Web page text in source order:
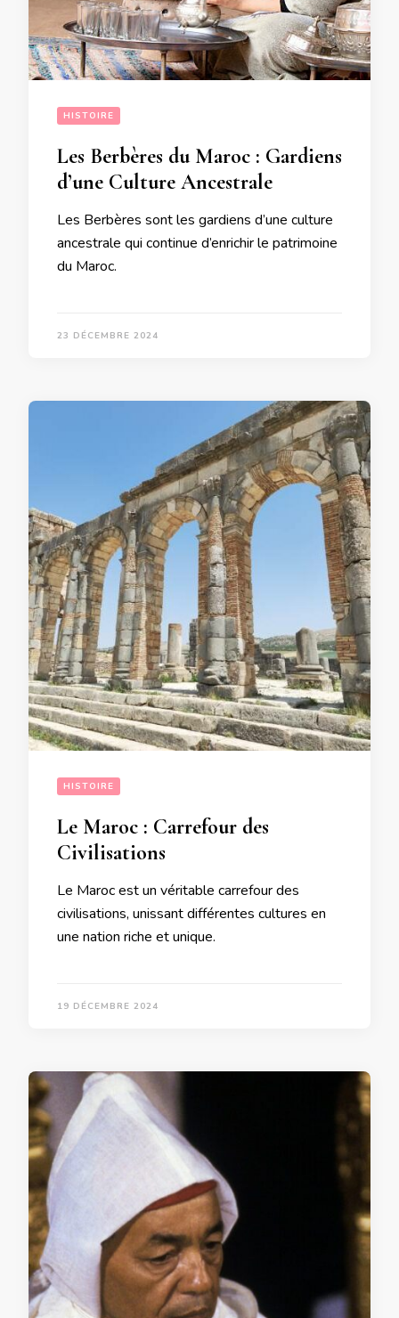
HISTOIRE
Les Berbères du Maroc : Gardiens
d’une Culture Ancestrale
Les Berbères sont les gardiens d’une culture
ancestrale qui continue d’enrichir le patrimoine
du Maroc.
23 DÉCEMBRE 2024
HISTOIRE
Le Maroc : Carrefour des
Civilisations
Le Maroc est un véritable carrefour des
civilisations, unissant différentes cultures en
une nation riche et unique.
19 DÉCEMBRE 2024